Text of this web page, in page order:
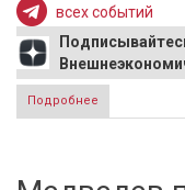
всех событий
Подробнее
декларацию